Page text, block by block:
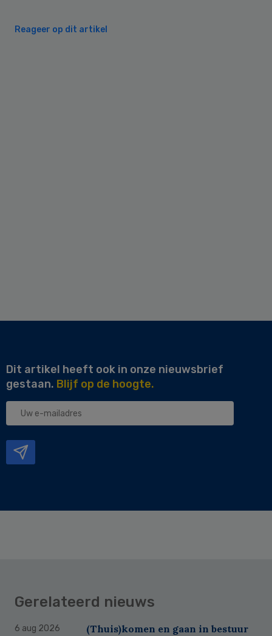
Reageer op dit artikel
Dit artikel heeft ook in onze nieuwsbrief
gestaan. Blijf op de hoogte.
Uw
Gerelateerd nieuws
6 aug 2026
(Thuis)komen en gaan in bestuur